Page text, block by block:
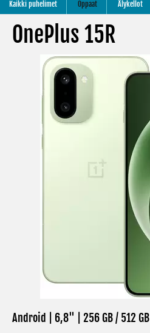
Kaikki puhelimet Oppaat Älykellot
OnePlus 15R
Android | 6,8" | 256 GB / 512 GB